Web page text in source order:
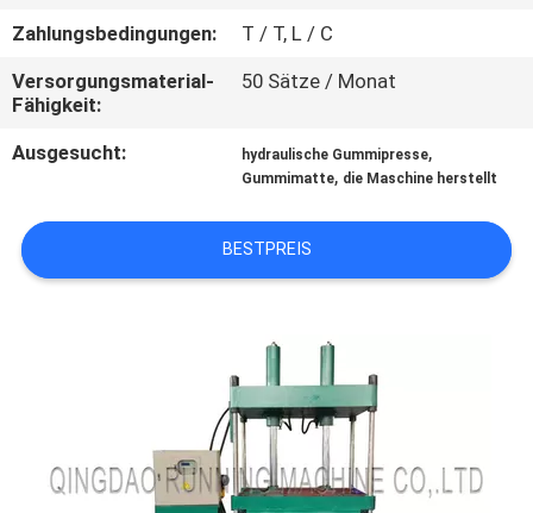
MIT
UNS
IN
VERBINDUNG
NACHRICHTEN
POLICY
Zahlungsbedingungen:
T / T, L / C
Versorgungsmaterial-
Fähigkeit:
50 Sätze / Monat
Ausgesucht: hydraulische Gummipresse,
Gummimatte, die Maschine herstellt
BESTPREIS